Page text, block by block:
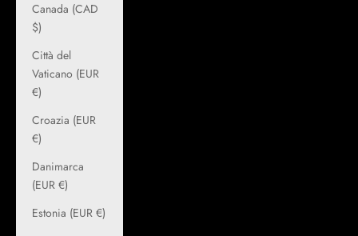
Canada (CAD
$)
Città del
Vaticano (EUR
€)
Croazia (EUR
€)
Danimarca
(EUR €)
Estonia (EUR €)